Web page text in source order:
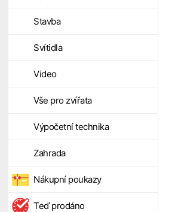
Stavba
Svítidla
Video
Vše pro zvířata
Výpočetní technika
Zahrada
Nákupní poukazy
Teď prodáno